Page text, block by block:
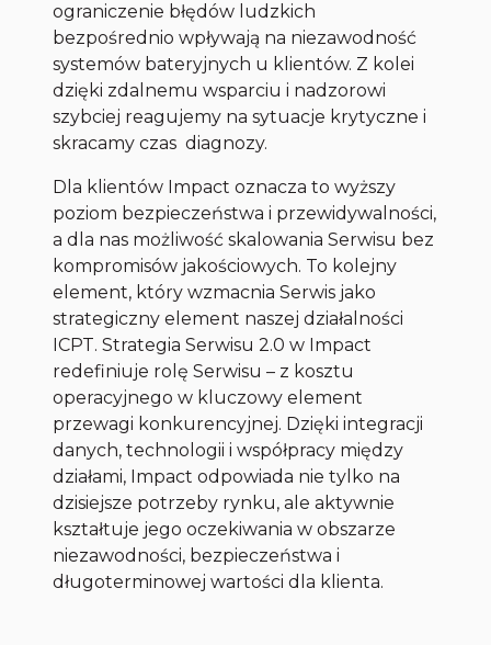
ograniczenie błędów ludzkich
bezpośrednio wpływają na niezawodność
systemów bateryjnych u klientów. Z kolei
dzięki zdalnemu wsparciu i nadzorowi
szybciej reagujemy na sytuacje krytyczne i
skracamy czas diagnozy.
Dla klientów Impact oznacza to wyższy
poziom bezpieczeństwa i przewidywalności,
a dla nas możliwość skalowania Serwisu bez
kompromisów jakościowych. To kolejny
element, który wzmacnia Serwis jako
strategiczny element naszej działalności
ICPT. Strategia Serwisu 2.0 w Impact
redefiniuje rolę Serwisu – z kosztu
operacyjnego w kluczowy element
przewagi konkurencyjnej. Dzięki integracji
danych, technologii i współpracy między
działami, Impact odpowiada nie tylko na
dzisiejsze potrzeby rynku, ale aktywnie
kształtuje jego oczekiwania w obszarze
niezawodności, bezpieczeństwa i
długoterminowej wartości dla klienta.